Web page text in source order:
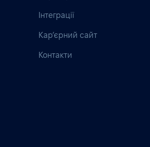
Інтеграції
Кар’єрний сайт
Контакти